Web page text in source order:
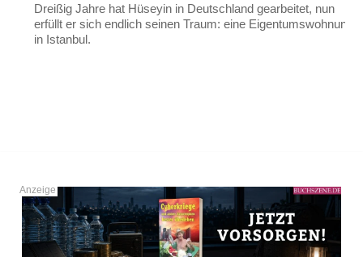
Dreißig Jahre hat Hüseyin in Deutschland gearbeitet, nun
erfüllt er sich endlich seinen Traum: eine Eigentumswohnung
in Istanbul.